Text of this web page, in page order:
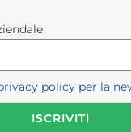
policy per la